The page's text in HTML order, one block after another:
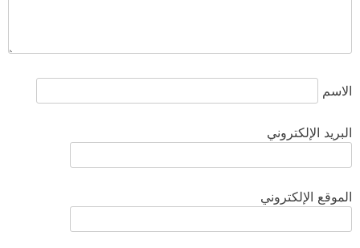
الاسم
البريد الإلكتروني
الموقع الإلكتروني